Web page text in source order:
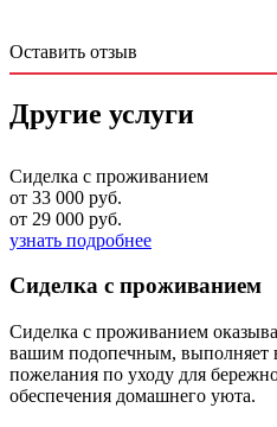
Оставить отзыв
Другие услуги
Сиделка с проживанием
от 33 000 руб.
от 29 000 руб.
узнать подробнее
Сиделка с проживанием
Сиделка с проживанием
вашим подопечным, выполняет
пожелания по уходу для
обеспечения домашнего уюта.